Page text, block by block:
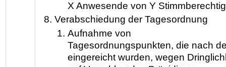
X Anwesende von Y
Verabschiedung der Tagesordnung
Aufnahme von
Tagesordnungspunkten, die nach
eingereicht wurden, wegen